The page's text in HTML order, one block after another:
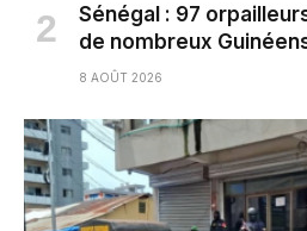
Sénégal : 97
de nombreux
8 AOÛT 2026